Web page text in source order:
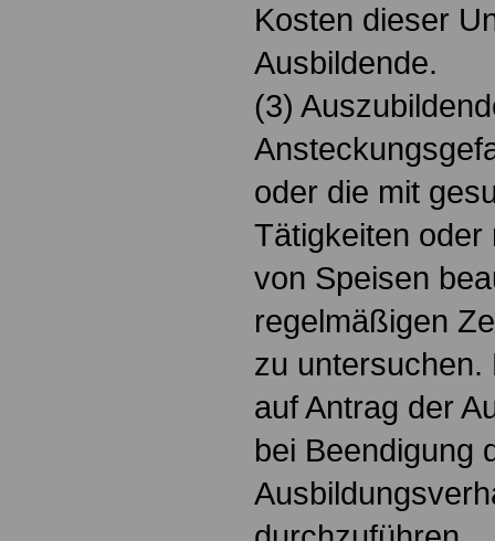
Kosten dieser
Ausbildende.
(3)
oder die mit
Tätigkeiten oder
von Speisen
regelmäßigen
zu untersuchen.
auf Antrag der
bei Beendigung